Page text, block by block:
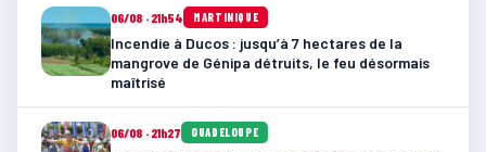
06/08 · 21h54 MARTINIQUE
Incendie à Ducos : jusqu’à 7 hectares de la
mangrove de Génipa détruits, le feu désormais
maîtrisé
06/08 · 21h27 GUADELOUPE